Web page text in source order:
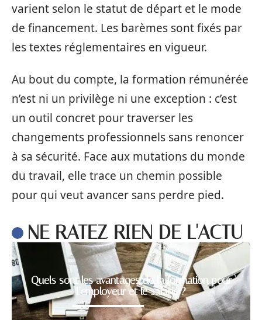
varient selon le statut de départ et le mode
de financement. Les barèmes sont fixés par
les textes réglementaires en vigueur.
Au bout du compte, la formation rémunérée
n’est ni un privilège ni une exception : c’est
un outil concret pour traverser les
changements professionnels sans renoncer
à sa sécurité. Face aux mutations du monde
du travail, elle trace un chemin possible
pour qui veut avancer sans perdre pied.
NE RATEZ RIEN DE L'ACTU
Quels sont les avantages de la formation pour
l’employeur et le salarié ?